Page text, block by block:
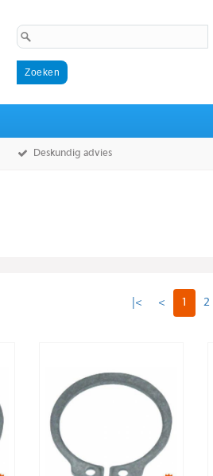
Deskundig advies
|< < 1 2